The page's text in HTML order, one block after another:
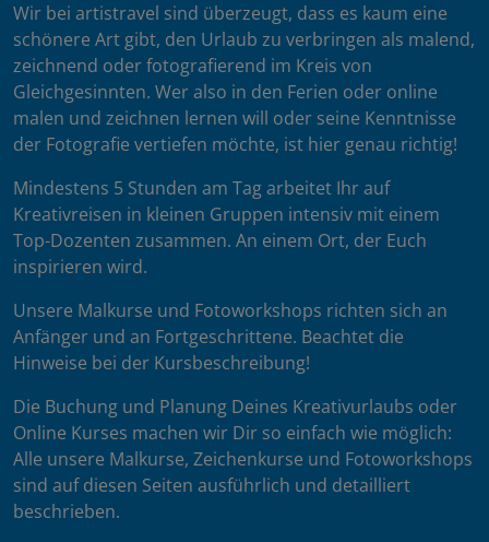
Wir bei artistravel sind überzeugt, dass es kaum eine
schönere Art gibt, den Urlaub zu verbringen als malend,
zeichnend oder fotografierend im Kreis von
Gleichgesinnten. Wer also in den Ferien oder online
malen und zeichnen lernen will oder seine Kenntnisse
der Fotografie vertiefen möchte, ist hier genau richtig!
Mindestens 5 Stunden am Tag arbeitet Ihr auf
Kreativreisen in kleinen Gruppen intensiv mit einem
Top-Dozenten zusammen. An einem Ort, der Euch
inspirieren wird.
Unsere Malkurse und Fotoworkshops richten sich an
Anfänger und an Fortgeschrittene. Beachtet die
Hinweise bei der Kursbeschreibung!
Die Buchung und Planung Deines Kreativurlaubs oder
Online Kurses machen wir Dir so einfach wie möglich:
Alle unsere Malkurse, Zeichenkurse und Fotoworkshops
sind auf diesen Seiten ausführlich und detailliert
beschrieben.